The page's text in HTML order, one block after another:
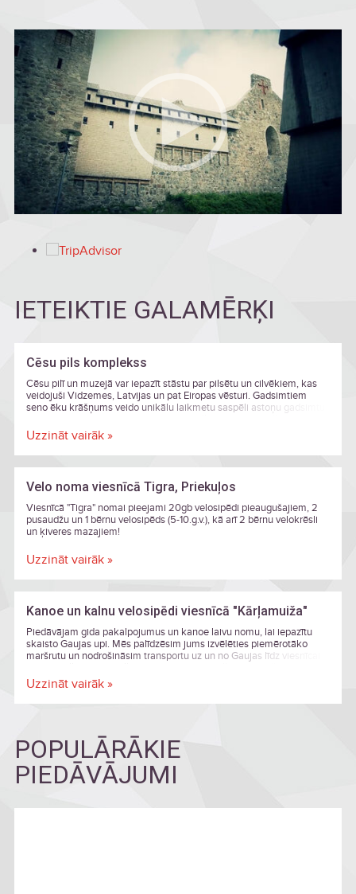
IETEIKTIE GALAMĒRĶI
Cēsu pils komplekss
Cēsu pilī un muzejā var iepazīt stāstu par pilsētu un cilvēkiem, kas
veidojuši Vidzemes, Latvijas un pat Eiropas vēsturi. Gadsimtiem
seno ēku krāšņums veido unikālu laikmetu saspēli astoņu gadsimtu
bet Jaunās pils Lademahera tornis piedāvā neatkārtojamu skatu pār
Cēsu vecpilsētu. Jaunajā pilī un tās parkos sajūtams romantisma
laika skaistums, ko veido smalkais dabas un aristokrātijas
sajaukums.
Uzzināt vairāk »
Velo noma viesnīcā Tigra, Priekuļos
Viesnīcā "Tigra" nomai pieejami 20gb velosipēdi pieaugušajiem, 2
pusaudžu un 1 bērnu velosipēds (5-10.g.v.), kā arī 2 bērnu velokrēsli
un ķiveres mazajiem!
Uzzināt vairāk »
Kanoe un kalnu velosipēdi viesnīcā "Kārļamuiža"
Piedāvājam gida pakalpojumus un kanoe laivu nomu, lai iepazītu
skaisto Gaujas upi. Mēs palīdzēsim jums izvēlēties piemērotāko
maršrutu un nodrošināsim transportu uz un no Gaujas līdz viesnīcai
un ūdensnecaurlaidīgus maisus. Piedāvājam arī ekskursijas pa upi
gida pavadībā. Ceļojuma laikā jūs iegūsiet jaunas iemaņas,
dzirdēsiet interesantus stāstus un redzēsiet skaistākās vietas.
Uzzināt vairāk »
POPULĀRĀKIE
PIEDĀVĀJUMI